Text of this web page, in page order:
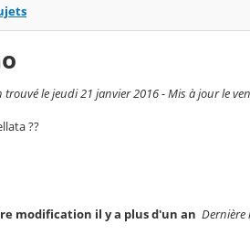
le jeudi 21 janvier 2016 - Mis à jour le
??
modification il y a plus d'un an Dernière